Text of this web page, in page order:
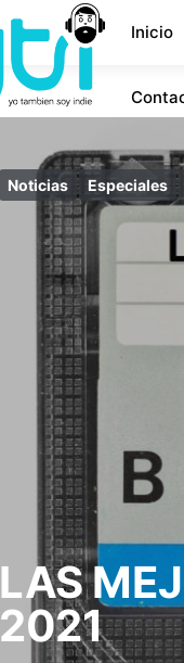
Inicio
Noticias Especiales
LAS
2021